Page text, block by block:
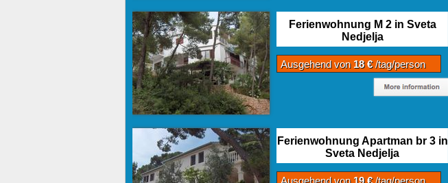
Ferienwohnung M 2 in Sveta
Nedjelja
Ausgehend von 18 €/tag/person
Ferienwohnung Apartman br 3 in
Sveta Nedjelja
Ausgehend von 19 €/tag/person